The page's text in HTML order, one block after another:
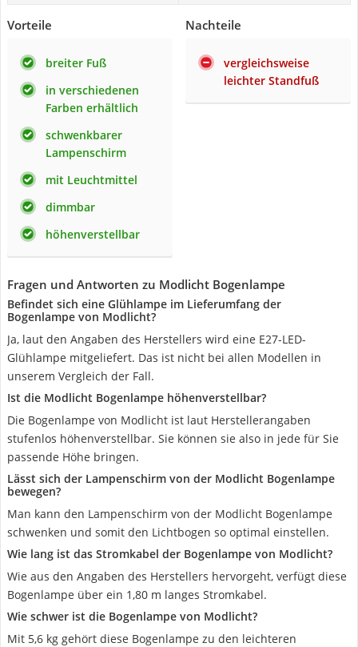
Vorteile
breiter Fuß
in verschiedenen
Farben erhältlich
schwenkbarer
Lampenschirm
mit Leuchtmittel
dimmbar
höhenverstellbar
Nachteile
vergleichsweise
leichter Standfuß
Fragen und Antworten zu Modlicht Bogenlampe
Befindet sich eine Glühlampe im Lieferumfang der
Bogenlampe von Modlicht?
Ja, laut den Angaben des Herstellers wird eine E27-LED-
Glühlampe mitgeliefert. Das ist nicht bei allen Modellen in
unserem Vergleich der Fall.
Ist die Modlicht Bogenlampe höhenverstellbar?
Die Bogenlampe von Modlicht ist laut Herstellerangaben
stufenlos höhenverstellbar. Sie können sie also in jede für Sie
passende Höhe bringen.
Lässt sich der Lampenschirm von der Modlicht Bogenlampe
bewegen?
Man kann den Lampenschirm von der Modlicht Bogenlampe
schwenken und somit den Lichtbogen so optimal einstellen.
Wie lang ist das Stromkabel der Bogenlampe von Modlicht?
Wie aus den Angaben des Herstellers hervorgeht, verfügt diese
Bogenlampe über ein 1,80 m langes Stromkabel.
Wie schwer ist die Bogenlampe von Modlicht?
Mit 5,6 kg gehört diese Bogenlampe zu den leichteren